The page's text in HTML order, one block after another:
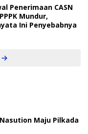
Penerimaan CASN
Mundur,
Ini Penyebabnya
Maju Pilkada